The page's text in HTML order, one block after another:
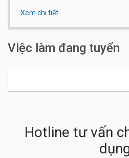
Qui mô công ty:
Số điện thoại:0913744448
Xem chi tiết
Việc làm đang tuyển
Hotline tư vấn